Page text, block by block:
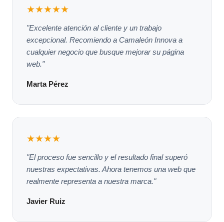
★★★★★
"Excelente atención al cliente y un trabajo
excepcional. Recomiendo a Camaleón Innova a
cualquier negocio que busque mejorar su página
web."
Marta Pérez
★★★★
"El proceso fue sencillo y el resultado final superó
nuestras expectativas. Ahora tenemos una web que
realmente representa a nuestra marca."
Javier Ruiz